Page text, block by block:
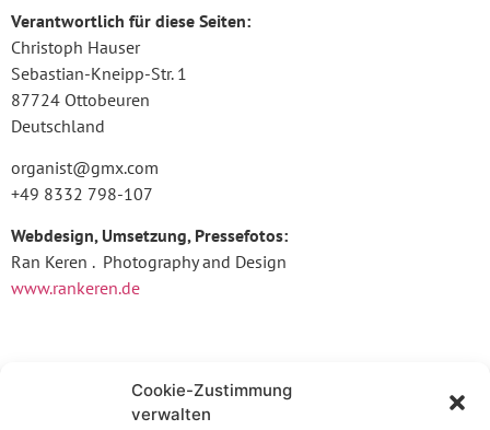
Cookie-Zustimmung
verwalten
Verantwortlich für diese Seiten:
Christoph Hauser
Sebastian-Kneipp-Str. 1
87724 Ottobeuren
Deutschland
organist@gmx.com
+49 8332 798-107
Webdesign, Umsetzung, Pressefotos:
Ran Keren . Photography and Design
www.rankeren.de